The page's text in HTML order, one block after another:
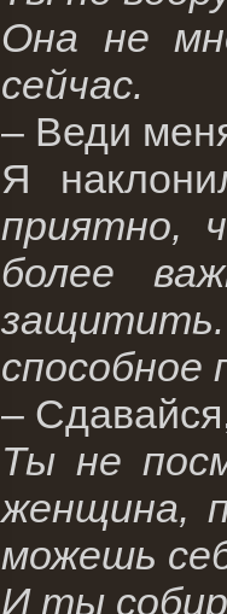
Она не
сейчас.
– Веди
Я
приятно,
более
способное
–
Ты не
женщина,
можешь
И ты